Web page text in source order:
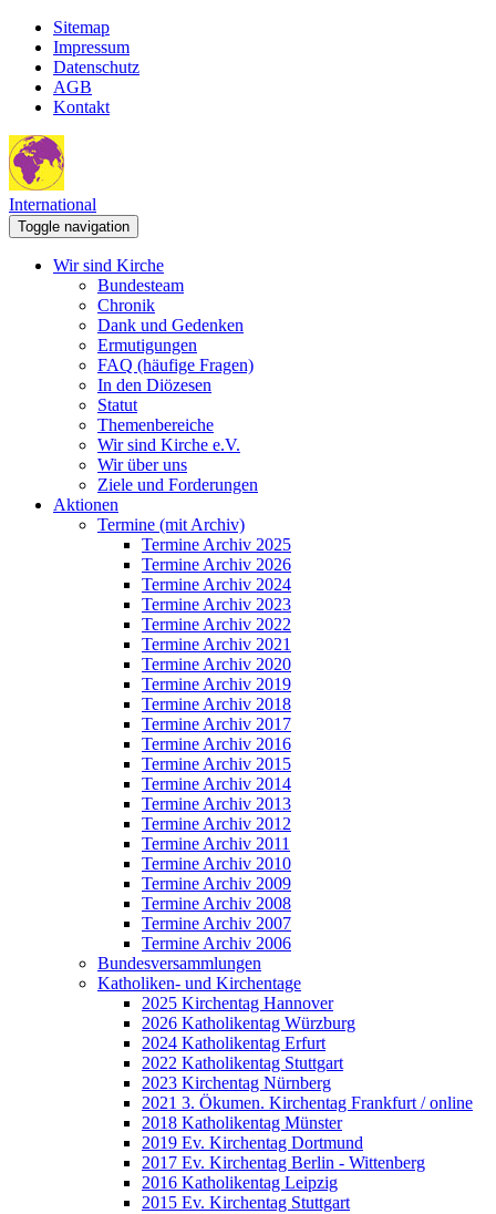
Sitemap
Impressum
Datenschutz
AGB
Kontakt
International
Toggle navigation
Wir sind Kirche
Bundesteam
Chronik
Dank und Gedenken
Ermutigungen
FAQ (häufige Fragen)
In den Diözesen
Statut
Themenbereiche
Wir sind Kirche e.V.
Wir über uns
Ziele und Forderungen
Aktionen
Termine (mit Archiv)
Termine Archiv 2025
Termine Archiv 2026
Termine Archiv 2024
Termine Archiv 2023
Termine Archiv 2022
Termine Archiv 2021
Termine Archiv 2020
Termine Archiv 2019
Termine Archiv 2018
Termine Archiv 2017
Termine Archiv 2016
Termine Archiv 2015
Termine Archiv 2014
Termine Archiv 2013
Termine Archiv 2012
Termine Archiv 2011
Termine Archiv 2010
Termine Archiv 2009
Termine Archiv 2008
Termine Archiv 2007
Termine Archiv 2006
Bundesversammlungen
Katholiken- und Kirchentage
2025 Kirchentag Hannover
2026 Katholikentag Würzburg
2024 Katholikentag Erfurt
2022 Katholikentag Stuttgart
2023 Kirchentag Nürnberg
2021 3. Ökumen. Kirchentag Frankfurt / online
2018 Katholikentag Münster
2019 Ev. Kirchentag Dortmund
2017 Ev. Kirchentag Berlin - Wittenberg
2016 Katholikentag Leipzig
2015 Ev. Kirchentag Stuttgart